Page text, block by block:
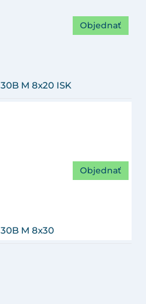
M 8x20 ISK
Objednať
M 8x30
Objednať